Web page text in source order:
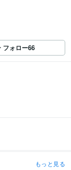
フォロー66
もっと見る